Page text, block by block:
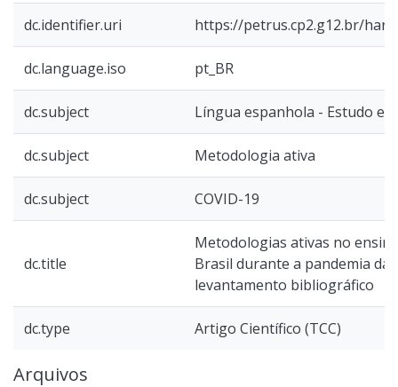
dc.identifier.uri https://petrus.cp2.g12.br/
dc.language.iso pt_BR
dc.subject Língua espanhola - Estudo e
dc.subject Metodologia ativa
dc.subject COVID-19
dc.title
Metodologias ativas no
Brasil durante a pandemia da
levantamento bibliográfico
dc.type Artigo Científico (TCC)
Arquivos